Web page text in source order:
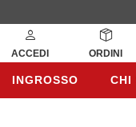
ACCEDI ORDINI
INGROSSO CHI
INGROSSO